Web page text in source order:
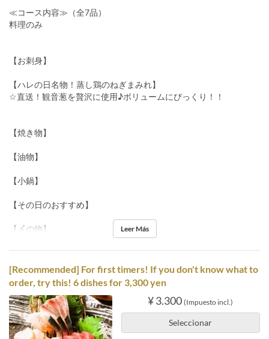
≪コース内容≫（全7品）
料理のみ
【お刺身】
【ハレの日名物！蒸し鶏のねぎまみれ】
☆直送！観音葱を贅沢に使用♪ボリュームにびっくり！！
【焼き物】
【油物】
【小鍋】
【その日のおすすめ】
【〆の物】 Leer Más
[Recommended] For first timers! If you don't know what to
order, try this! 6 dishes for 3,300 yen
¥ 3.300 (Impuesto incl.)
Seleccionar